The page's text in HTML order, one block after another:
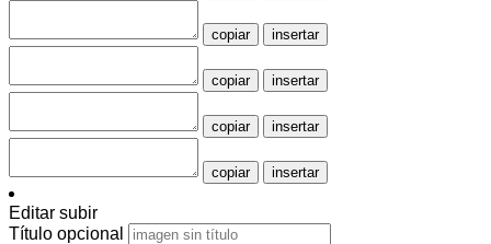
copiar insertar
copiar insertar
copiar insertar
copiar insertar
Editar subir
Título opcional